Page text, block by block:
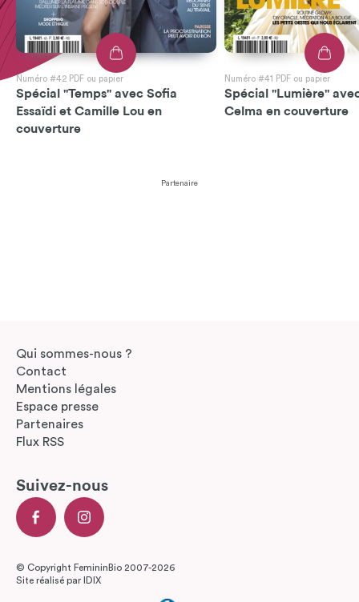
Numéro #42 PDF ou papier
Spécial "Temps" avec Sofia
Essaïdi et Camille Lou en
couverture
Numéro #41 PDF ou papier
Spécial "Lumière"
Celma en couverture
Partenaire
Qui sommes-nous ?
Contact
Mentions légales
Espace presse
Partenaires
Flux RSS
Suivez-nous
© Copyright FemininBio 2007-2026
Site réalisé par
IDIX